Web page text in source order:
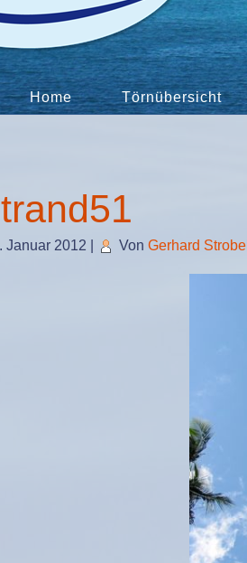
Home Törnübersicht
Januar 2012 Von Gerhard Strobel